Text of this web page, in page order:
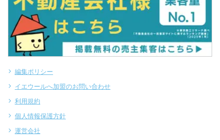
編集ポリシー
イエウールへ加盟のお問い合わせ
利用規約
個人情報保護方針
運営会社